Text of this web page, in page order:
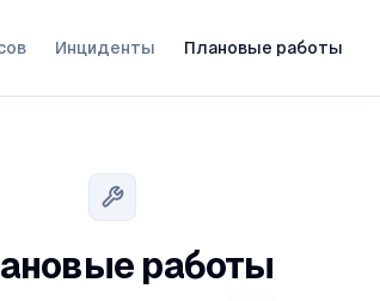
Инциденты Плановые работы
работы